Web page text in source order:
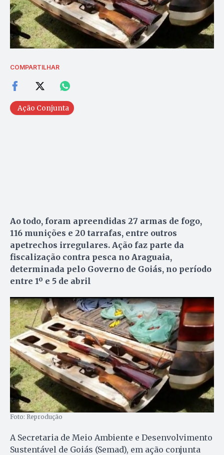
COMPARTILHAR
Ação Conjunta
Ao todo, foram apreendidas 27 armas de fogo,
116 munições e 20 tarrafas, entre outros
apetrechos irregulares. Ação faz parte da
fiscalização contra pesca no Araguaia,
determinada pelo Governo de Goiás, no período
entre 1º e 5 de abril
Foto: Reprodução
A Secretaria de Meio Ambiente e Desenvolvimento
Sustentável de Goiás (Semad), em ação conjunta